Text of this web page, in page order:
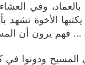
بالعماد، وفي
يكتبها الأخوة
… فهم يرون أن
المسيح ودونوا